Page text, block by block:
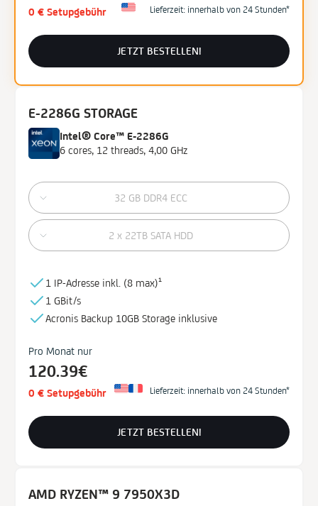
0 € Setupgebühr Lieferzeit: innerhalb von 24 Stunden*
JETZT BESTELLEN!
E-2286G STORAGE
Intel® Core™ E-2286G
6 cores, 12 threads, 4,00 GHz
32 GB DDR4 ECC
2 x 22TB SATA HDD
1 IP-Adresse inkl. (8 max)¹
1 GBit/s
Acronis Backup 10GB Storage inklusive
Pro Monat nur
120.39€
0 € Setupgebühr Lieferzeit: innerhalb von 24 Stunden*
JETZT BESTELLEN!
AMD RYZEN™ 9 7950X3D